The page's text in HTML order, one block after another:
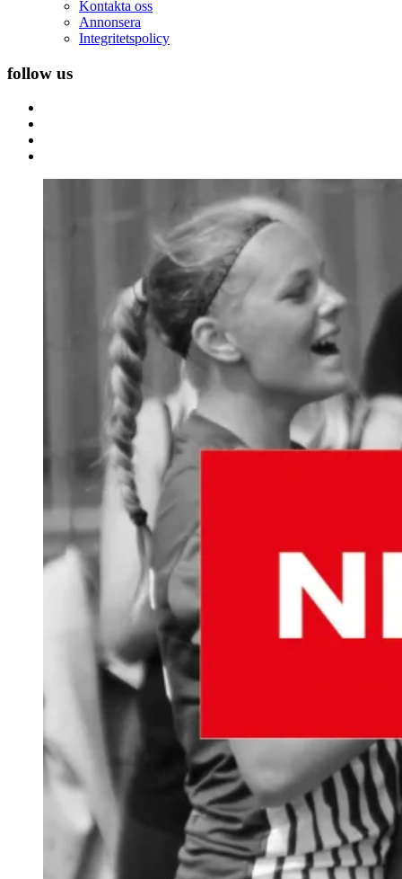
Kontakta oss
Annonsera
Integritetspolicy
follow us